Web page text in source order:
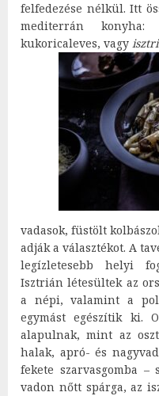
felfedezése nélkül. Itt
mediterrán konyha:
kukoricaleves, vagy
vadasok, füstölt
adják a választékot. A
legízletesebb helyi
Isztrián létesültek az
a népi, valamint a
egymást egészítik ki.
alapulnak, mint az
halak, apró- és
fekete szarvasgomba
vadon nőtt spárga, az